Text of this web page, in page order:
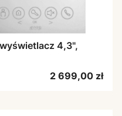
4,3",
Cena
2 699,00 zł